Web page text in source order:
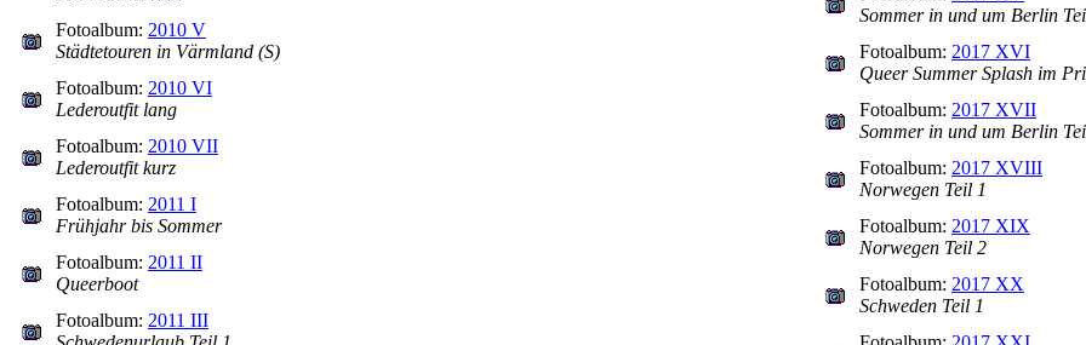
Fotoalbum: 2010 V
Städtetouren in Värmland (S)
Fotoalbum: 2010 VI
Lederoutfit lang
Fotoalbum: 2010 VII
Lederoutfit kurz
Fotoalbum: 2011 I
Frühjahr bis Sommer
Fotoalbum: 2011 II
Queerboot
Fotoalbum: 2011 III
Sommer in und um Berlin
Fotoalbum: 2017 XVI
Queer Summer Splash im
Fotoalbum: 2017 XVII
Sommer in und um Berlin
Fotoalbum: 2017 XVIII
Norwegen Teil 1
Fotoalbum: 2017 XIX
Norwegen Teil 2
Fotoalbum: 2017 XX
Schweden Teil 1